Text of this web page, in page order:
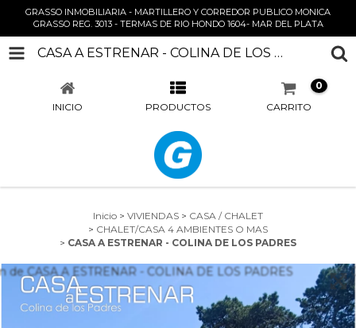
GRASSO INMOBILIARIA - MARTILLERO Y CORREDOR PUBLICO MONICA
GRASSO REG. 3013 - TERMAS DE RIO HONDO 1604- MAR DEL PLATA
CASA A ESTRENAR - COLINA DE LOS PADRES
INICIO PRODUCTOS CARRITO
0
Inicio > VIVIENDAS > CASA / CHALET
> CHALET/CASA 4 AMBIENTES O MAS
> CASA A ESTRENAR - COLINA DE LOS PADRES